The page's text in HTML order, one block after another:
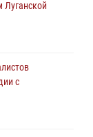
Луганской
с